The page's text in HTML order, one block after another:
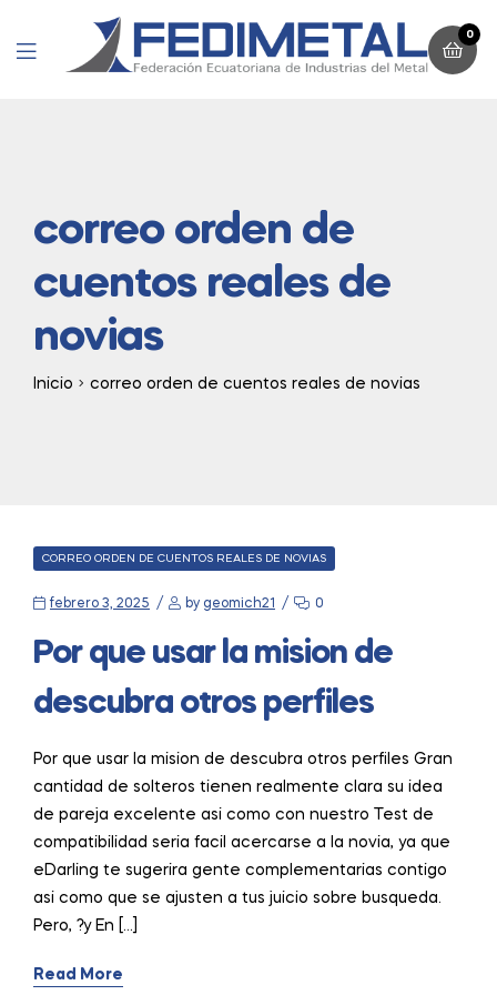
Menu
0
correo orden de
cuentos reales de
novias
Inicio correo orden de cuentos reales de novias
CATEGORIES
CORREO ORDEN DE CUENTOS REALES DE NOVIAS
febrero 3, 2025 by geomich21 0
Por que usar la mision de
descubra otros perfiles
Por que usar la mision de descubra otros perfiles Gran
cantidad de solteros tienen realmente clara su idea
de pareja excelente asi como con nuestro Test de
compatibilidad seria facil acercarse a la novia, ya que
eDarling te sugerira gente complementarias contigo
asi como que se ajusten a tus juicio sobre busqueda.
Pero, ?y En […]
Read More